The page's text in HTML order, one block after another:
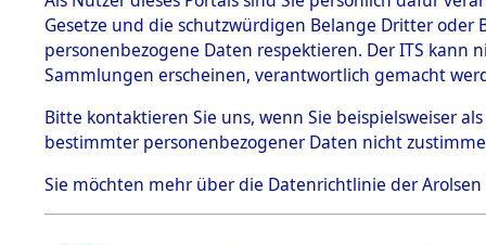
5. Verschiedenes
5.3
Todesmärsche
5.3.1 Alliierte
Erhebungen
zu
Todesmärsch
en
5.3.2
Gesetze und die schutzwürdigen Belange Dritter
personenbezogene Daten respektieren. Der ITS
Sammlungen erscheinen, verantwortlich gemacht
Bitte kontaktieren Sie uns, wenn Sie beispielsweiser
bestimmter personenbezogener Daten nicht
Sie möchten mehr über die Datenrichtlinie der Arolsen